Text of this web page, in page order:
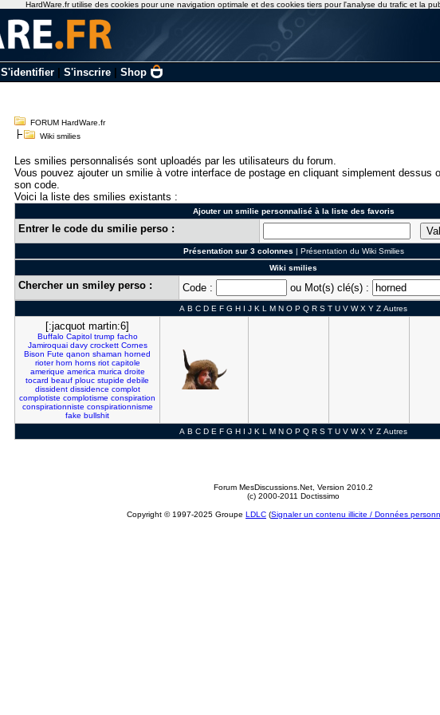
S'identifier| S'inscrire| Shop
FORUM HardWare.fr
Wiki smilies
Les smilies personnalisés sont uploadés par les utilisateurs du forum.
Vous pouvez ajouter un smilie à votre interface de postage en cliquant simplement dessus
son code.
Voici la liste des smilies existants :
Ajouter un smilie personnalisé à la liste des favoris
Entrer le code du smilie perso :
Présentation sur 3 colonnes | Présentation du Wiki Smilies
Wiki smilies
Chercher un smiley perso : Code : ou Mot(s) clé(s) :
A B C D E F G H I J K L M N O P Q R S T U V W X Y Z Autres
[:jacquot martin:6]
Buffalo Capitol trump facho
Jamiroquai davy crockett Cornes
Bison Fute qanon shaman horned
rioter horn horns riot capitole
amerique america murica droite
tocard beauf plouc stupide debile
dissident dissidence complot
complotiste complotisme conspiration
conspirationniste conspirationnisme
fake bullshit
A B C D E F G H I J K L M N O P Q R S T U V W X Y Z Autres
Forum MesDiscussions.Net , Version 2010.2
(c) 2000-2011 Doctissimo
Copyright © 1997-2025 Groupe LDLC (Signaler un contenu illicite / Données
HardWare.fr utilise des cookies pour une navigation optimale et des cookies tiers pour l'analyse du trafic et la